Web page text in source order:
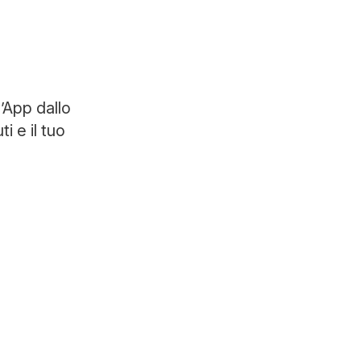
dallo
e il tuo